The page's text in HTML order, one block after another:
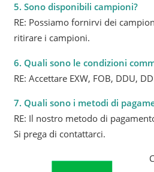
5. Sono disponibili campioni?
RE: Possiamo fornirvi dei
ritirare i campioni.
6. Quali sono le condizioni
RE: Accettare EXW, FOB, DDU,
7. Quali sono i metodi di
RE: Il nostro metodo di
Si prega di contattarci.